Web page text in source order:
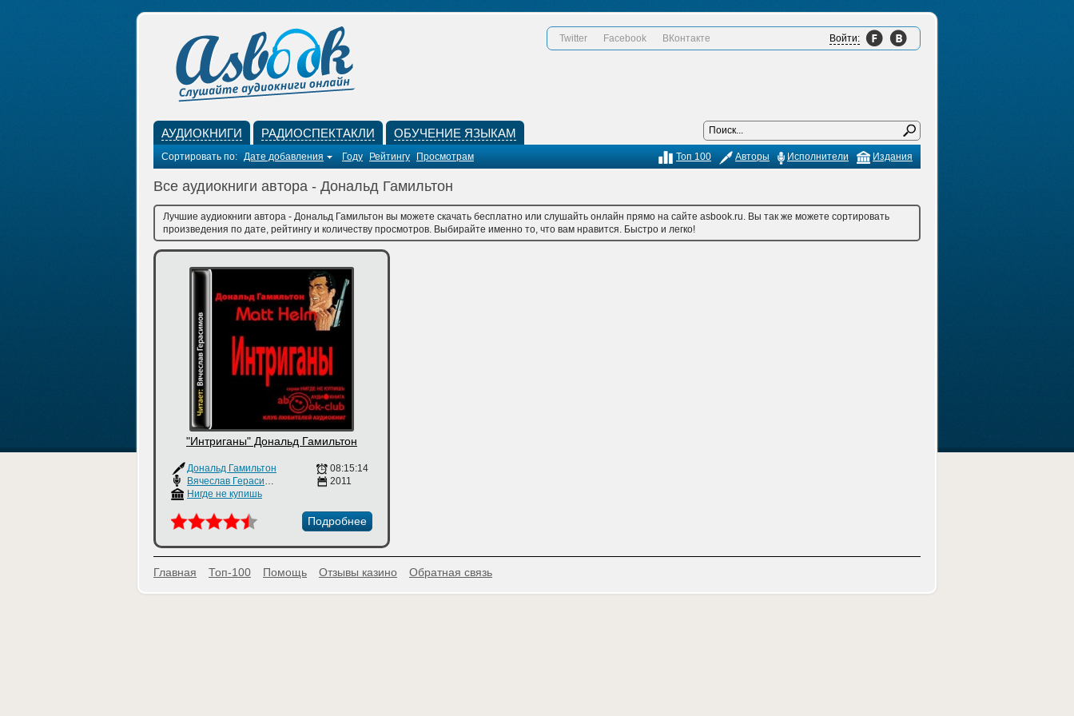
Twitter Facebook ВКонтакте Войти:
АУДИОКНИГИ РАДИОСПЕКТАКЛИ ОБУЧЕНИЕ ЯЗЫКАМ
Сортировать по: Дате добавления Году Рейтингу Просмотрам Издания
Исполнители
Авторы
Топ 100
Все аудиокниги автора - Дональд Гамильтон
Лучшие аудиокниги автора - Дональд Гамильтон вы можете скачать бесплатно или слушайть онлайн прямо на сайте asbook.ru. Вы так же можете сортировать
произведения по дате, рейтингу и количеству просмотров. Выбирайте именно то, что вам нравится. Быстро и легко!
"Интриганы" Дональд Гамильтон
Дональд Гамильтон
Вячеслав Герасимов
Нигде не купишь
08:15:14
2011
Подробнее
Главная Топ-100 Помощь Отзывы казино Обратная связь